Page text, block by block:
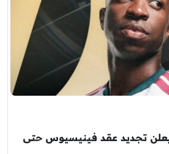
تجديد عقد فينيسيوس حتى